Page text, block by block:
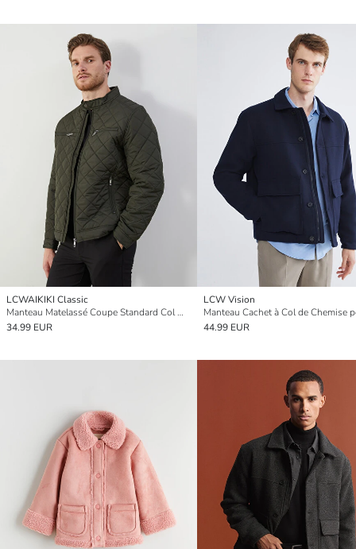
LCWAIKIKI Classic
Manteau Matelassé Coupe Standard Col Motard Pour Hommes
34.99 EUR
LCW Vision
44.99 EUR